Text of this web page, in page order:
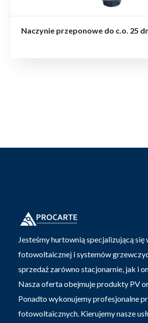
Naczynie przeponowe do c.o. 25
Jesteśmy hurtownią specjalizującą się
fotowoltaicznej i systemów
sprzedaż zarówno stacjonarnie, jak i
Nasza oferta obejmuje produkty PV
Ponadto wykonujemy profesjonalne
fotowoltaicznych. Kierujemy nasze